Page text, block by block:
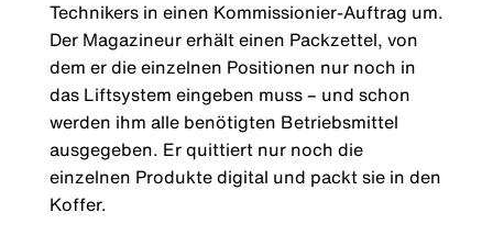
Technikers in einen Kommissionier-Auftrag um.
Der Magazineur erhält einen Packzettel, von
dem er die einzelnen Positionen nur noch in
das Liftsystem eingeben muss – und schon
werden ihm alle benötigten Betriebsmittel
ausgegeben. Er quittiert nur noch die
einzelnen Produkte digital und packt sie in den
Koffer.